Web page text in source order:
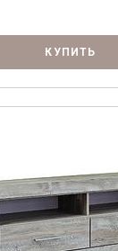
КУПИТЬ